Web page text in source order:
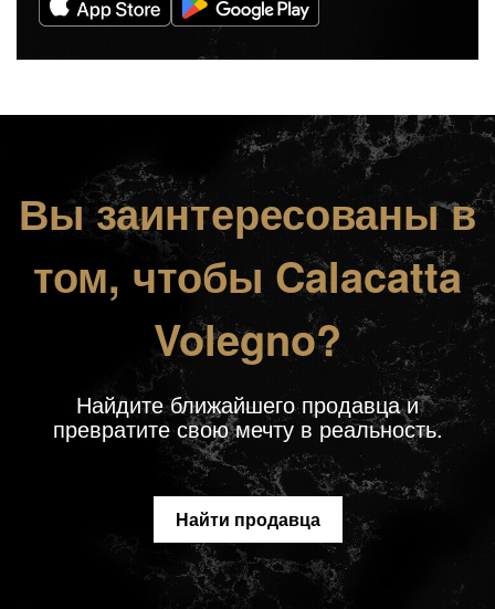
Вы заинтересованы в
том, чтобы Calacatta
Volegno?
Найдите ближайшего продавца и
превратите свою мечту в реальность.
Найти продавца